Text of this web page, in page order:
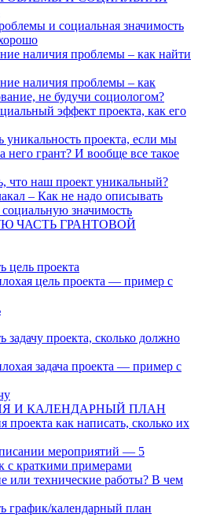
и социальная значимость
наличия проблемы – как найти
наличия проблемы – как
не будучи социологом?
эффект проекта, как его
уникальность проекта, если мы
него грант? И вообще все такое
что наш проект уникальный?
– Как не надо описывать
значимость
ЧАСТЬ ГРАНТОВОЙ
цель проекта
цель проекта — пример с
задачу проекта, сколько должно
задача проекта — пример с
И КАЛЕНДАРНЫЙ ПЛАН
проекта как написать, сколько их
мероприятий — 5
с краткими примерами
или технические работы? В чем
график/календарный план